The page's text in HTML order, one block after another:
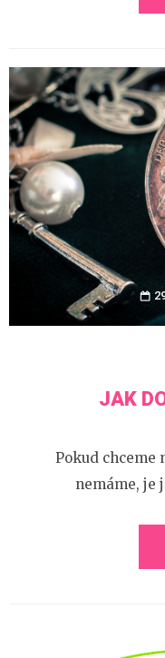
JAK
Pokud chceme
nemáme, je